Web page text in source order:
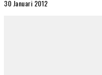
30 Januari 2012